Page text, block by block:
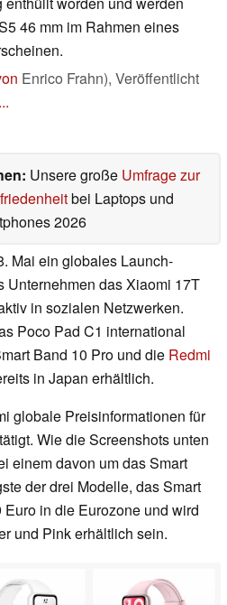
46 mm im Rahmen eines
Enrico Frahn), Veröffentlicht
...
Unsere große Umfrage zur
bei Laptops und
2026
Mai ein globales Launch-
Unternehmen das Xiaomi 17T
in sozialen Netzwerken.
Poco Pad C1 international
Band 10 Pro und die Redmi
in Japan erhältlich.
globale Preisinformationen für
Wie die Screenshots unten
einem davon um das Smart
der drei Modelle, das Smart
Euro in die Eurozone und wird
und Pink erhältlich sein.